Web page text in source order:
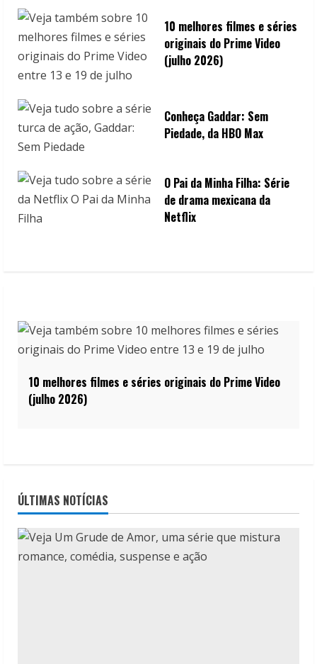
10 melhores filmes e séries
originais do Prime Video
(julho 2026)
Conheça Gaddar: Sem
Piedade, da HBO Max
O Pai da Minha Filha: Série
de drama mexicana da
Netflix
10 melhores filmes e séries originais do Prime Video
(julho 2026)
ÚLTIMAS NOTÍCIAS